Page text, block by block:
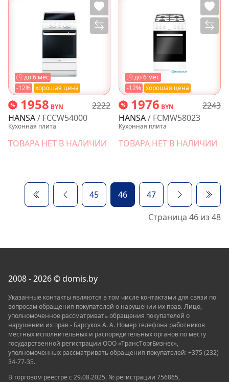
-12% хорошая цена
до 6 мес
1958 BYN
2222
HANSA/ FCCW54000
Кухонная плита
ТОВАРА НЕТ В НАЛИЧИИ
-12% хорошая цена
до 6 мес
1976 BYN
2243
HANSA/ FCMW58023
Кухонная плита
ТОВАРА НЕТ В НАЛИЧИИ
45 46
47
Страница 46 из 48
2008 - 2026 © domis.by
Указанные контакты являются в том числе контактами для связи по
вопросам обращения покупателей о нарушении их прав. Лицо,
уполномоченное рассматривать обращения покупателей о
нарушении их прав - Барсуков А. А. Номер телефона работников
местных исполнительных и распорядительных органов по месту
государственной регистрации ООО «TрaнcТopгБизнec»,
уполномоченных рассматривать обращения покупателей: +375 (232)
34-77-35.
В торговом реестре с 29.08.2025, № регистрации 756865,